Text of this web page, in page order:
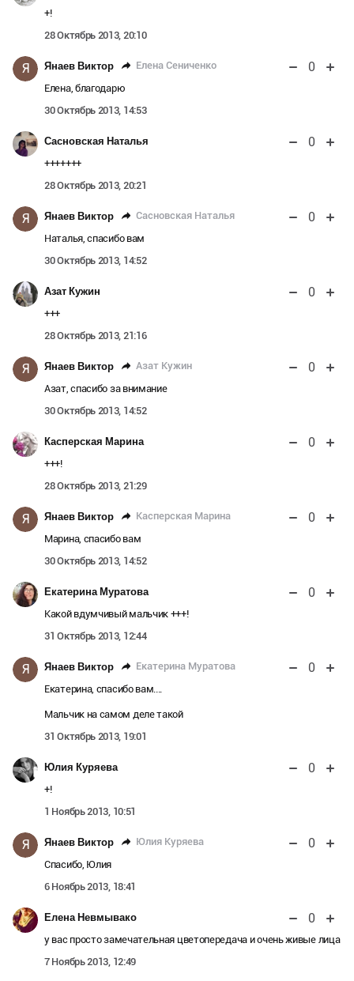
+!
28 Октябрь 2013, 20:10
Я Янаев Виктор Елена Сениченко 0
Елена, благодарю
30 Октябрь 2013, 14:53
Сасновская Наталья 0
+++++++
28 Октябрь 2013, 20:21
Я Янаев Виктор Сасновская Наталья 0
Наталья, спасибо вам
30 Октябрь 2013, 14:52
Азат Кужин 0
+++
28 Октябрь 2013, 21:16
Я Янаев Виктор Азат Кужин 0
Азат, спасибо за внимание
30 Октябрь 2013, 14:52
Касперская Марина 0
+++!
28 Октябрь 2013, 21:29
Я Янаев Виктор Касперская Марина 0
Марина, спасибо вам
30 Октябрь 2013, 14:52
Екатерина Муратова 0
Какой вдумчивый мальчик +++!
31 Октябрь 2013, 12:44
Я Янаев Виктор Екатерина Муратова 0
Екатерина, спасибо вам....
Мальчик на самом деле такой
31 Октябрь 2013, 19:01
Юлия Куряева 0
+!
1 Ноябрь 2013, 10:51
Я Янаев Виктор Юлия Куряева 0
Спасибо, Юлия
6 Ноябрь 2013, 18:41
Елена Невмывако 0
у вас просто замечательная цветопередача и очень живые лица
7 Ноябрь 2013, 12:49